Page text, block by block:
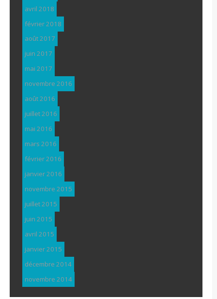
avril 2018
février 2018
août 2017
juin 2017
mai 2017
novembre 2016
août 2016
juillet 2016
mai 2016
mars 2016
février 2016
janvier 2016
novembre 2015
juillet 2015
juin 2015
avril 2015
janvier 2015
décembre 2014
novembre 2014